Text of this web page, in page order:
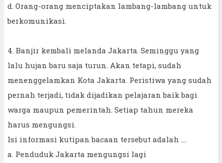
d. Orang-orang menciptakan lambang-lambang untuk
berkomunikasi.
4. Banjir kembali melanda Jakarta. Seminggu yang
lalu hujan baru saja turun. Akan tetapi, sudah
menenggelamkan Kota Jakarta. Peristiwa yang sudah
pernah terjadi, tidak dijadikan pelajaran baik bagi
warga maupun pemerintah. Setiap tahun mereka
harus mengungsi.
Isi informasi kutipan bacaan tersebut adalah ….
a. Penduduk Jakarta mengungsi lagi